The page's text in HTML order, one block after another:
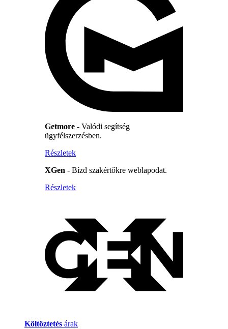
Getmore - Valódi segítség
ügyfélszerzésben.
Részletek
XGen - Bízd szakértőkre weblapodat.
Részletek
Költöztetés árak